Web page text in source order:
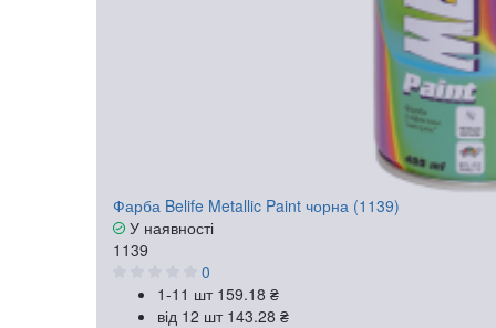
Фарба Belife Metallic Paint чорна (1139)
У наявності
1139
0
1-11 шт 159.18 ₴
від 12 шт 143.28 ₴